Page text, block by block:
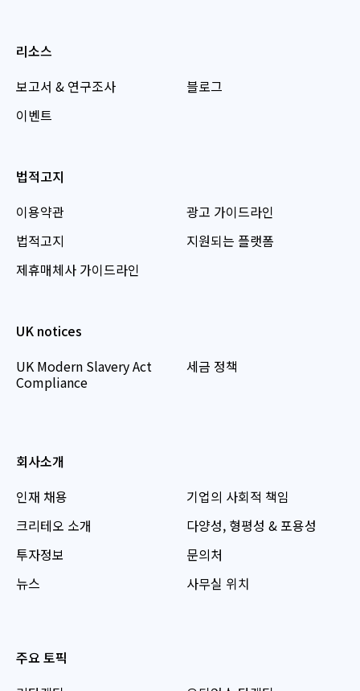
리소스
보고서 & 연구조사
이벤트
블로그
법적고지
이용약관
법적고지
제휴매체사 가이드라인
광고 가이드라인
지원되는 플랫폼
UK notices
UK Modern Slavery Act
Compliance
세금 정책
회사소개
인재 채용
크리테오 소개
투자정보
뉴스
기업의 사회적 책임
다양성, 형평성 & 포용성
문의처
사무실 위치
주요 토픽